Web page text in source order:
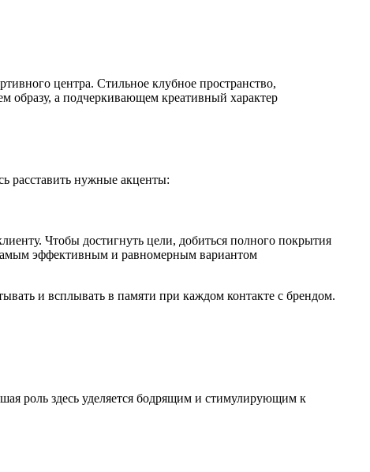
центра. Стильное клубное пространство,
образу, а подчеркивающем креативный характер
расставить нужные акценты:
Чтобы достигнуть цели, добиться полного покрытия
эффективным и равномерным вариантом
и всплывать в памяти при каждом контакте с брендом.
роль здесь уделяется бодрящим и стимулирующим к